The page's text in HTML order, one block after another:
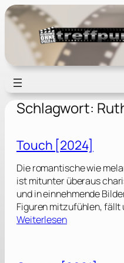
Zum
Inhalt
springen
Schlagwort:
Touch [2024]
Die romantische wie
ist mitunter überaus
und in einnehmende
Figuren mitzufühlen,
Weiterlesen: